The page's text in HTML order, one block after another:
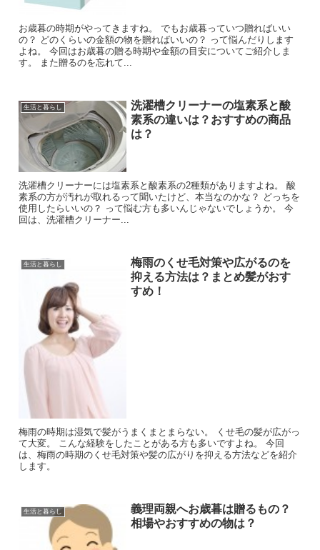
お歳暮の時期がやってきますね。 でもお歳暮っていつ贈ればいい
の？ どのくらいの金額の物を贈ればいいの？ って悩んだりします
よね。 今回はお歳暮の贈る時期や金額の目安についてご紹介しま
す。 また贈るのを忘れて...
生活と暮らし
洗濯槽クリーナーの塩素系と酸
素系の違いは？おすすめの商品
は？
洗濯槽クリーナーには塩素系と酸素系の2種類がありますよね。 酸
素系の方が汚れが取れるって聞いたけど、本当なのかな？ どっちを
使用したらいいの？ って悩む方も多いんじゃないでしょうか。 今
回は、洗濯槽クリーナー...
生活と暮らし
梅雨のくせ毛対策や広がるのを
抑える方法は？まとめ髪がおす
すめ！
梅雨の時期は湿気で髪がうまくまとまらない。 くせ毛の髪が広がっ
て大変。 こんな経験をしたことがある方も多いですよね。 今回
は、梅雨の時期のくせ毛対策や髪の広がりを抑える方法などを紹介
します。
生活と暮らし
義理両親へお歳暮は贈るもの？
相場やおすすめの物は？